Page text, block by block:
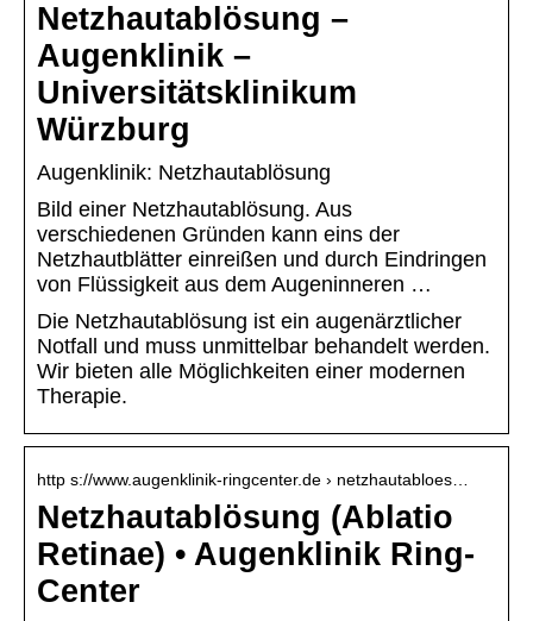
Netzhautablösung –
Augenklinik –
Universitätsklinikum
Würzburg
Augenklinik: Netzhautablösung
Bild einer Netzhautablösung. Aus
verschiedenen Gründen kann eins der
Netzhautblätter einreißen und durch Eindringen
von Flüssigkeit aus dem Augeninneren …
Die Netzhautablösung ist ein augenärztlicher
Notfall und muss unmittelbar behandelt werden.
Wir bieten alle Möglichkeiten einer modernen
Therapie.
http s://www.augenklinik-ringcenter.de › netzhautabloes…
Netzhautablösung (Ablatio
Retinae) • Augenklinik Ring-
Center